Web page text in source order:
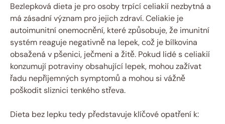
Bezlepková dieta je pro osoby trpící celiakií nezbytná a
má zásadní význam pro jejich zdraví. Celiakie je
autoimunitní onemocnění, které způsobuje, že imunitní
systém reaguje negativně na lepek, což je bílkovina
obsažená v pšenici, ječmeni a žitě. Pokud lidé s celiakií
konzumují potraviny obsahující lepek, mohou zažívat
řadu nepříjemných symptomů a mohou si vážně
poškodit sliznici tenkého střeva.
Dieta bez lepku tedy představuje klíčové opatření k: